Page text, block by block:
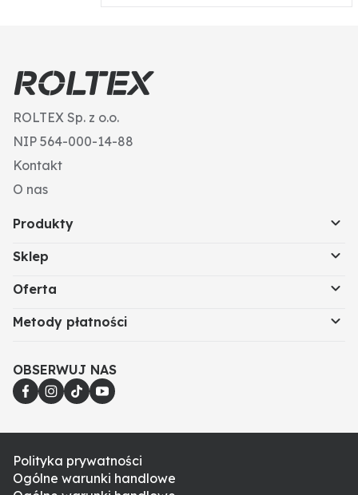
ROLTEX Sp. z o.o.
NIP 564-000-14-88
Kontakt
O nas
Produkty
Sklep
Oferta
Metody płatności
OBSERWUJ NAS
Polityka prywatności
Ogólne warunki handlowe